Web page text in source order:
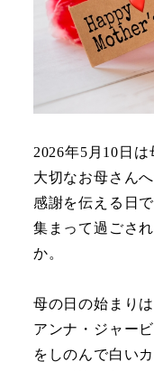
2026年5月10日は
大切なお母さん
感謝を伝える日
集まって過ごさ
か。
母の日の始まり
アンナ・ジャー
をしのんで白い